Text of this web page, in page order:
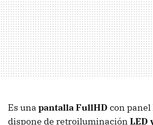
Es una pantalla FullHD con panel
dispone de retroiluminación LED